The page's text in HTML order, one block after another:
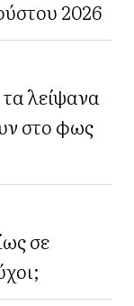
2026
λείψανα
στο φως
σε